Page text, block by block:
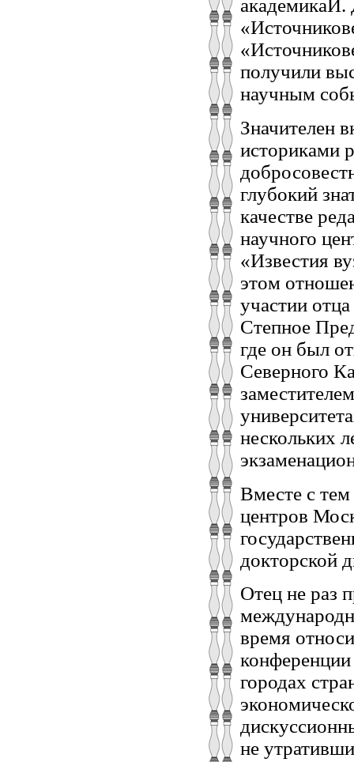
академикаИ.
получили
научным
Значителен
историками
глубокий
качестве
научного
«Известия
этом
участии
Степное
где он был
Северного
нескольких
Вместе с
центров
докторской
Отец не раз
время
конференции
городах
не